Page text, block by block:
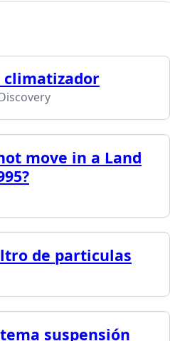
climatizador
move in a Land
de particulas
suspensión